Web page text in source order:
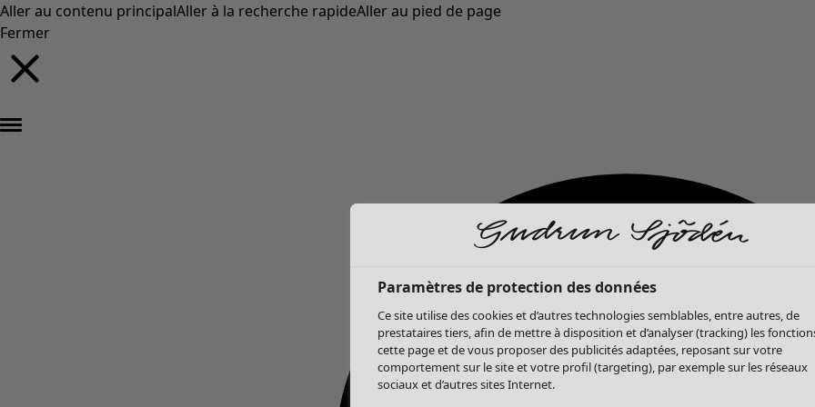
Aller au contenu principalAller à la recherche rapideAller au pied de page
Fermer
Paramètres de protection des données
Ce site utilise des cookies et d’autres technologies semblables, entre autres, de
prestataires tiers, afin de mettre à disposition et d’analyser (tracking) les
cette page et de vous proposer des publicités adaptées, reposant sur votre
comportement sur le site et votre profil (targeting), par exemple sur les réseaux
sociaux et d’autres sites Internet.